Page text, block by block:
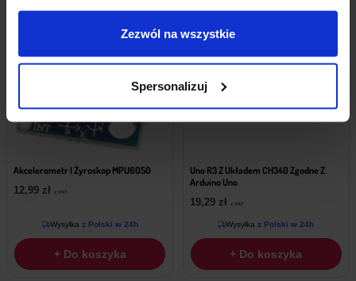
Zezwól na wszystkie
Spersonalizuj
Akcelerometr I Żyroskop MPU6050
12,99 zł z VAT
Wysyłka z Polski w 24h
+ Do koszyka
Uno R3 Z Układem CH340 Zgodne Z
Arduino Uno
19,29 zł z VAT
Wysyłka z Polski w 24h
+ Do koszyka